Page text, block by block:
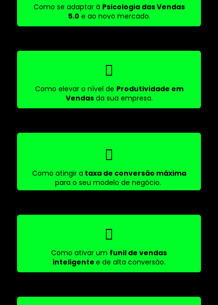
Como se adaptar à Psicologia das Vendas
5.0 e ao novo mercado.
Como elevar o nível de Produtividade em
Vendasda sua empresa.
Como atingir a taxa de conversão máxima
para o seu modelo de negócio.
Como ativar um funil de vendas
inteligente e de alta conversão.